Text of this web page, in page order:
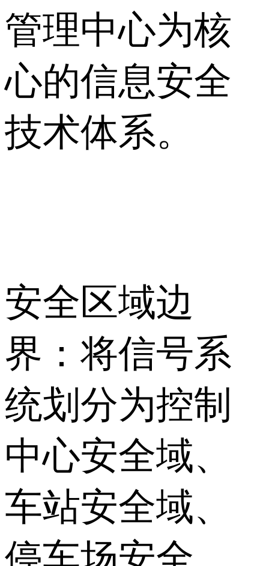
管理中心为核
心的信息安全
技术体系。
安全区域边
界：将信号系
统划分为控制
中心安全域、
车站安全域、
停车场安全